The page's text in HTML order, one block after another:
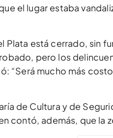
el lugar estaba
Plata está cerrado, sin
pero los
“Será mucho más
de Cultura y de
contó, además, que la